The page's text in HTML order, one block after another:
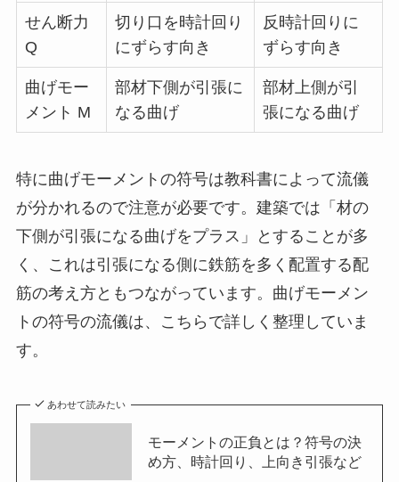
せん断力
Q
切り口を時計回り
にずらす向き
反時計回りに
ずらす向き
曲げモー
メント M
部材下側が引張に
なる曲げ
部材上側が引
張になる曲げ
特に曲げモーメントの符号は教科書によって流儀
が分かれるので注意が必要です。建築では「材の
下側が引張になる曲げをプラス」とすることが多
く、これは引張になる側に鉄筋を多く配置する配
筋の考え方ともつながっています。曲げモーメン
トの符号の流儀は、こちらで詳しく整理していま
す。
あわせて読みたい
モーメントの正負とは？符号の決
め方、時計回り、上向き引張など